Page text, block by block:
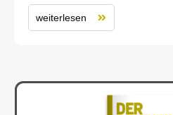
weiterlesen